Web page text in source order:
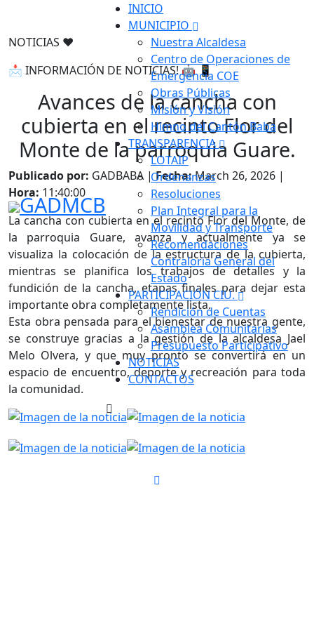
GADMCB
INICIO
MUNICIPIO
Nuestra Alcaldesa
Centro de Operaciones de
Emergencia COE
Obras Públicas
Misión y Visión
Himno del Cantón Baba
TRANSPARENCIA
LOTAIP
Ordenanzas
Resoluciones
Plan Integral para la
Movilidad y Transporte
Recomendaciones
Contraloria General del
Estado
PARTICIPACIÓN CIU.
Rendición de Cuentas
Asamblea Comunitarias
Presupuesto Participativo
NOTICIAS
CONTACTOS
NOTICIAS ❤️
📩 INFORMACIÓN DE NOTICIAS! 🤖 📱
Avances de la cancha con
cubierta en el recinto Flor del
Monte de la parroquia Guare.
Publicado por: GADBABA |Fecha:March 26, 2026 |
Hora: 11:40:00
La cancha con cubierta en el recinto Flor del Monte, de
la parroquia Guare, avanza y actualmente ya se
visualiza la colocación de la estructura de la cubierta,
mientras se planifica los trabajos de detalles y la
fundición de la cancha, etapas finales para dejar esta
importante obra completamente lista.
Esta obra pensada para el bienestar de nuestra gente,
se construye gracias a la gestión de la alcaldesa Jael
Melo Olvera, y que muy pronto se convertirá en un
espacio de encuentro, deporte y recreación para toda
la comunidad.